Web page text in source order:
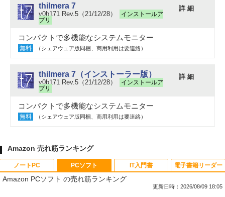
thilmera 7
v0b171 Rev.5（21/12/28）
インストールア
プリ
詳 細
コンパクトで多機能なシステムモニター
無料 （シェアウェア版同梱、商用利用は要連絡）
thilmera 7（インストーラー版）
v0b171 Rev.5（21/12/28）
インストールア
プリ
詳 細
コンパクトで多機能なシステムモニター
無料 （シェアウェア版同梱、商用利用は要連絡）
Amazon 売れ筋ランキング
ノートPC PCソフト
Amazon PCソフト の売れ筋ランキング
更新日時：2026/08/09 18:05
IT入門書 電子書籍リーダー